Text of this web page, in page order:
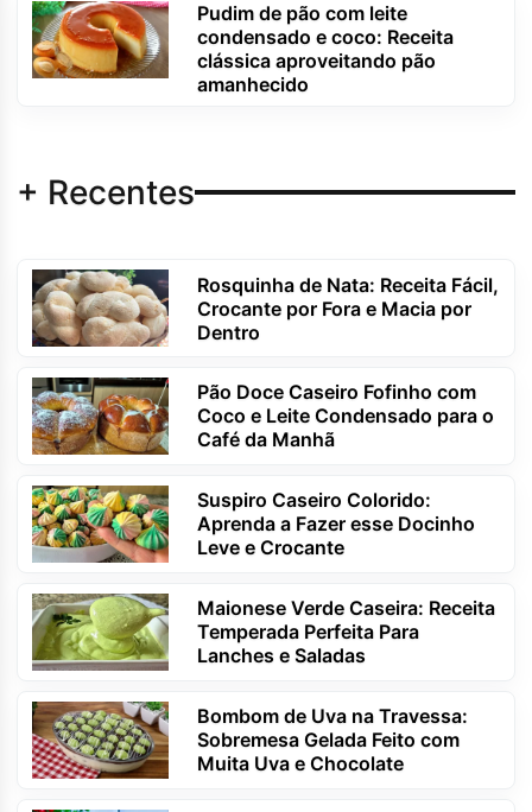
Pudim de pão com leite
condensado e coco: Receita
clássica aproveitando pão
amanhecido
+ Recentes
Rosquinha de Nata: Receita Fácil,
Crocante por Fora e Macia por
Dentro
Pão Doce Caseiro Fofinho com
Coco e Leite Condensado para o
Café da Manhã
Suspiro Caseiro Colorido:
Aprenda a Fazer esse Docinho
Leve e Crocante
Maionese Verde Caseira: Receita
Temperada Perfeita Para
Lanches e Saladas
Bombom de Uva na Travessa:
Sobremesa Gelada Feito com
Muita Uva e Chocolate